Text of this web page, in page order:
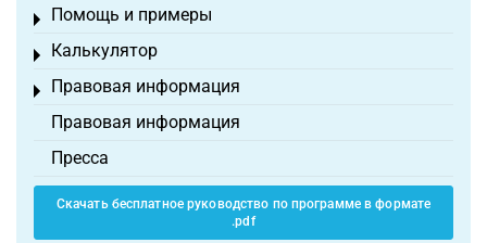
Помощь и примеры
Toggle menu
Калькулятор
Toggle menu
Правовая информация
Toggle menu
Правовая информация
Пресса
Скачать бесплатное руководство по программе в формате
.pdf